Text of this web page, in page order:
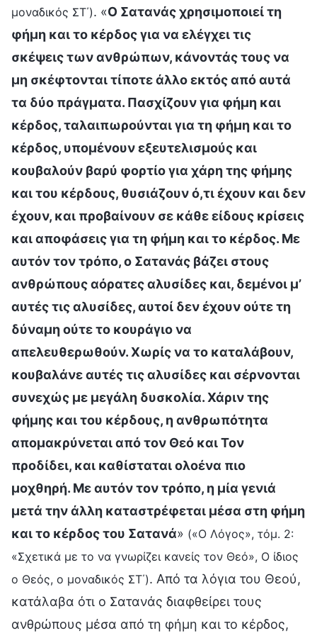
μοναδικός ΣΤ΄). «Ο Σατανάς χρησιμοποιεί τη
φήμη και το κέρδος για να ελέγχει τις
σκέψεις των ανθρώπων, κάνοντάς τους να
μη σκέφτονται τίποτε άλλο εκτός από αυτά
τα δύο πράγματα. Πασχίζουν για φήμη και
κέρδος, ταλαιπωρούνται για τη φήμη και το
κέρδος, υπομένουν εξευτελισμούς και
κουβαλούν βαρύ φορτίο για χάρη της φήμης
και του κέρδους, θυσιάζουν ό,τι έχουν και δεν
έχουν, και προβαίνουν σε κάθε είδους κρίσεις
και αποφάσεις για τη φήμη και το κέρδος. Με
αυτόν τον τρόπο, ο Σατανάς βάζει στους
ανθρώπους αόρατες αλυσίδες και, δεμένοι μ’
αυτές τις αλυσίδες, αυτοί δεν έχουν ούτε τη
δύναμη ούτε το κουράγιο να
απελευθερωθούν. Χωρίς να το καταλάβουν,
κουβαλάνε αυτές τις αλυσίδες και σέρνονται
συνεχώς με μεγάλη δυσκολία. Χάριν της
φήμης και του κέρδους, η ανθρωπότητα
απομακρύνεται από τον Θεό και Τον
προδίδει, και καθίσταται ολοένα πιο
μοχθηρή. Με αυτόν τον τρόπο, η μία γενιά
μετά την άλλη καταστρέφεται μέσα στη φήμη
και το κέρδος του Σατανά» («Ο Λόγος», τόμ. 2:
«Σχετικά με το να γνωρίζει κανείς τον Θεό», Ο ίδιος
ο Θεός, ο μοναδικός ΣΤ΄). Από τα λόγια του Θεού,
κατάλαβα ότι ο Σατανάς διαφθείρει τους
ανθρώπους μέσα από τη φήμη και το κέρδος,